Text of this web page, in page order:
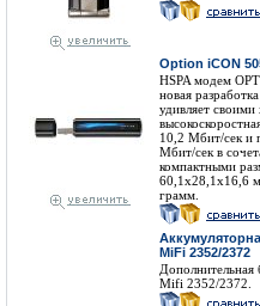
Option iCON
HSPA модем
новая
удивляет своими
10,2 Мбит/сек и
Мбит/сек в
компактными
60,1x28,1x16,6
грамм.
MiFi 2352/2372
Дополнительная
Mifi 2352/2372.